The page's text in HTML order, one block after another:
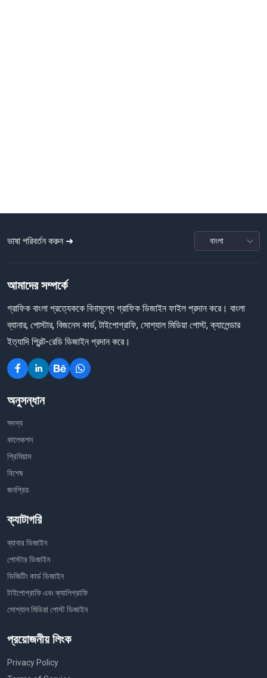
ভাষা পরিবর্তন করুন ➜
আমাদের সম্পর্কে
গ্রাফিক বাংলা প্রত্যেককে বিনামূল্যে গ্রাফিক ডিজাইন ফাইল প্রদান করে। বাংলা
ব্যানার, পোস্টার, বিজনেস কার্ড, টাইপোগ্রাফি, সোশ্যাল মিডিয়া পোস্ট, ক্যালেন্ডার
ইত্যাদি প্রিন্ট-রেডি ডিজাইন প্রদান করে।
অনুসন্ধান
সদস্য
কালেকশন
প্রিমিয়াম
বিশেষ
জনপ্রিয়
ক্যাটাগরি
ব্যানার ডিজাইন
পোস্টার ডিজাইন
ভিজিটিং কার্ড ডিজাইন
টাইপোগ্রাফি এবং ক্যালিগ্রাফি
সোশ্যাল মিডিয়া পোস্ট ডিজাইন
প্রয়োজনীয় লিংক
Privacy Policy